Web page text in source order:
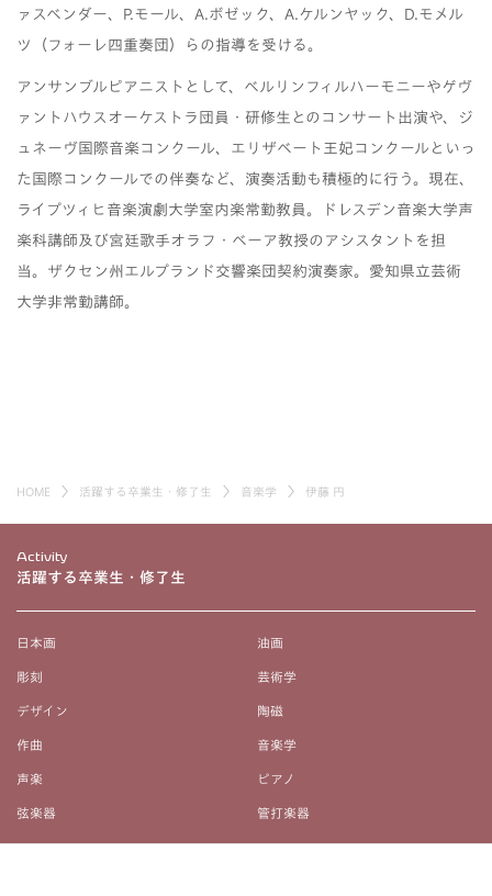
ァスベンダー、 P. モール、 A. ボゼック、 A. ケルンヤック、 D. モメル
ツ（フォーレ四重奏団）らの指導を受ける。
アンサンブルピアニストとして、ベルリンフィルハーモニーやゲヴ
ァントハウスオーケストラ団員・研修生とのコンサート出演や、ジ
ュネーヴ国際音楽コンクール、エリザベート王妃コンクールといっ
た国際コンクールでの伴奏など、演奏活動も積極的に行う。現在、
ライプツィヒ音楽演劇大学室内楽常勤教員。ドレスデン音楽大学声
楽科講師及び宮廷歌手オラフ・ベーア教授のアシスタントを担
当。ザクセン州エルプランド交響楽団契約演奏家。愛知県立芸術
大学非常勤講師。
HOME 活躍する卒業生・修了生 音楽学 伊藤 円
Activity
活躍する卒業生・修了生
日本画 油画
彫刻 芸術学
デザイン 陶磁
作曲 音楽学
声楽 ピアノ
弦楽器 管打楽器